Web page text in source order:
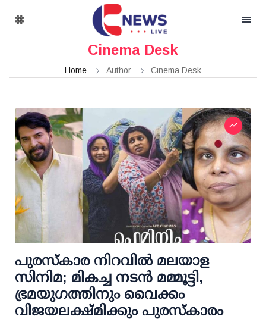
Cinema Desk
Home Author Cinema Desk
പുരസ്കാര നിറവിൽ മലയാള
സിനിമ; മികച്ച നടൻ മമ്മൂട്ടി,
ഭ്രമയുഗത്തിനും വൈക്കം
വിജയലക്ഷ്മിക്കും പുരസ്‌കാരം